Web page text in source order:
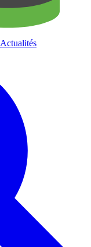
Actualités